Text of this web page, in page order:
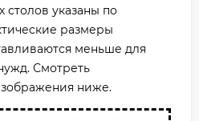
столов указаны по
размеры
меньше для
Смотреть
ниже.